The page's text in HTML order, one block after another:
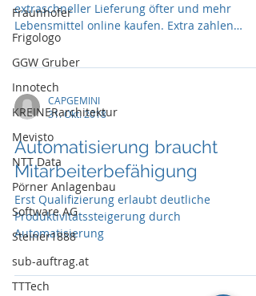
Fraunhofer
Frigologo
GGW Gruber
Innotech
KREINERarchitektur
Mevisto
NTT Data
Pörner Anlagenbau
Software AG
Steiner1888
sub-auftrag.at
TTTech
extraschneller Lieferung öfter und mehr
Lebensmittel online kaufen. Extra zahlen
möchten dafür aber ...
CAPGEMINI
31. Okt. 2018
Automatisierung braucht
Mitarbeiterbefähigung
Erst Qualifizierung erlaubt deutliche
Produktivitätssteigerung durch
Automatisierung